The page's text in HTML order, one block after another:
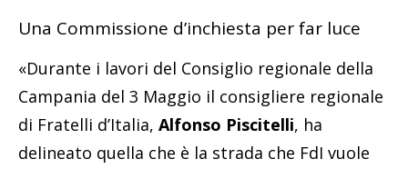
Una Commissione d’inchiesta per far luce
«Durante i lavori del Consiglio regionale della
Campania del 3 Maggio il consigliere regionale
di Fratelli d’Italia, Alfonso Piscitelli, ha
delineato quella che è la strada che FdI vuole